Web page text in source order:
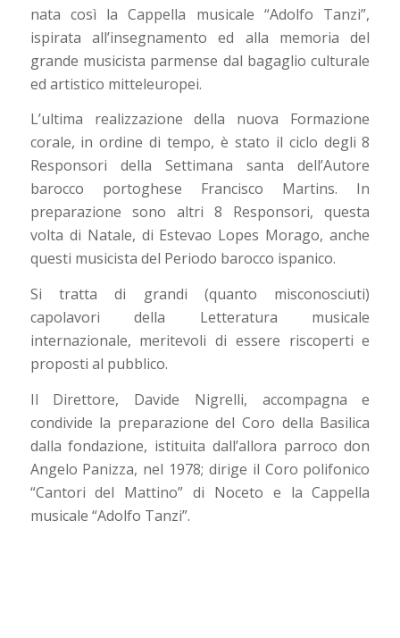
nata così la Cappella musicale “Adolfo Tanzi”,
ispirata all’insegnamento ed alla memoria del
grande musicista parmense dal bagaglio culturale
ed artistico mitteleuropei.
L’ultima realizzazione della nuova Formazione
corale, in ordine di tempo, è stato il ciclo degli 8
Responsori della Settimana santa dell’Autore
barocco portoghese Francisco Martins. In
preparazione sono altri 8 Responsori, questa
volta di Natale, di Estevao Lopes Morago, anche
questi musicista del Periodo barocco ispanico.
Si tratta di grandi (quanto misconosciuti)
capolavori della Letteratura musicale
internazionale, meritevoli di essere riscoperti e
proposti al pubblico.
Il Direttore, Davide Nigrelli, accompagna e
condivide la preparazione del Coro della Basilica
dalla fondazione, istituita dall’allora parroco don
Angelo Panizza, nel 1978; dirige il Coro polifonico
“Cantori del Mattino” di Noceto e la Cappella
musicale “Adolfo Tanzi”.